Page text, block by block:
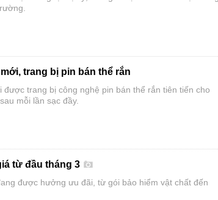
trang bị pin bán thể rắn
được trang bị công nghệ pin bán thể rắn tiên tiến cho
mỗi lần sạc đầy.
từ đầu tháng 3
được hưởng ưu đãi, từ gói bảo hiểm vật chất đến